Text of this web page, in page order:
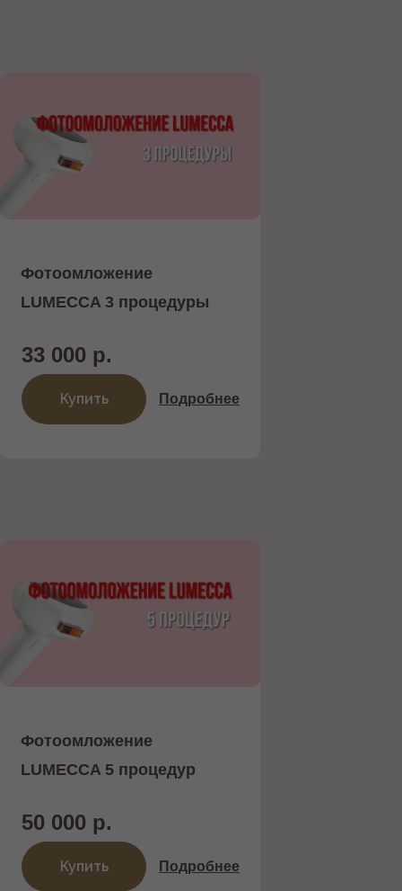
Подробнее
33 000 р.
Фотоомложение
LUMECCA 3 процедуры
Купить
Подробнее
50 000 р.
Фотоомложение
LUMECCA 5 процедур
Купить